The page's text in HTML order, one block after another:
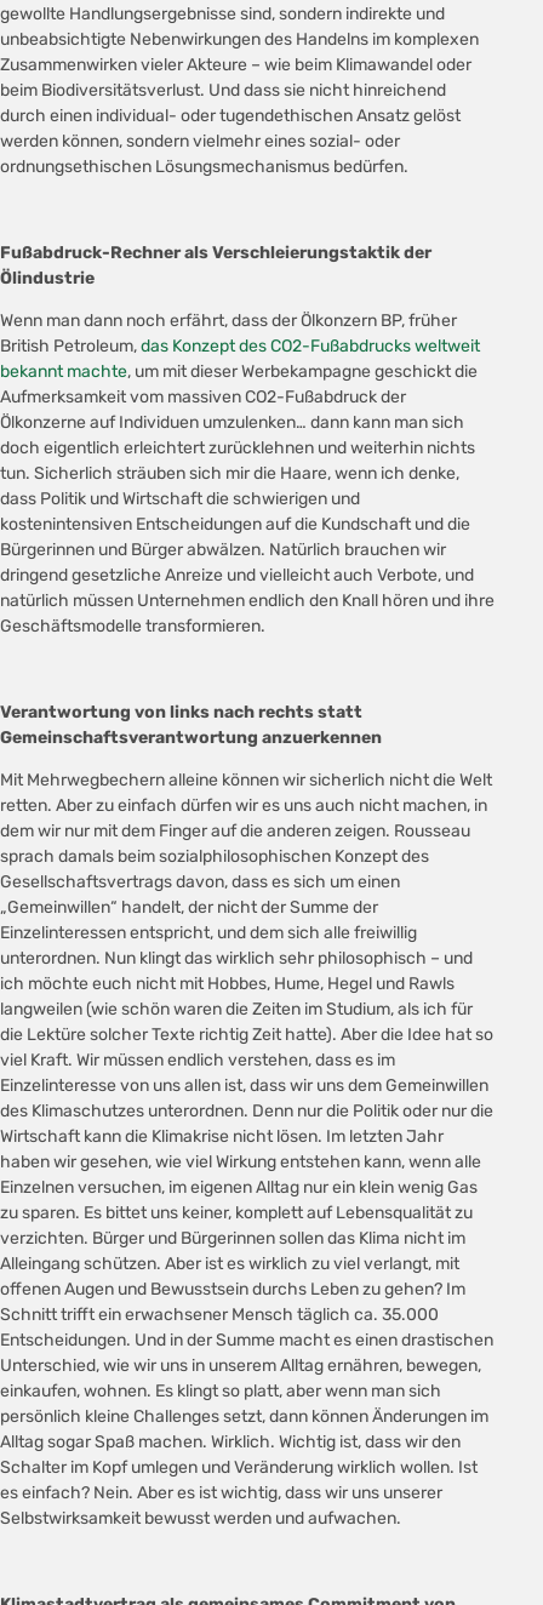
gewollte Handlungsergebnisse sind, sondern indirekte und
unbeabsichtigte Nebenwirkungen des Handelns im komplexen
Zusammenwirken vieler Akteure – wie beim Klimawandel oder
beim Biodiversitätsverlust. Und dass sie nicht hinreichend
durch einen individual- oder tugendethischen Ansatz gelöst
werden können, sondern vielmehr eines sozial- oder
ordnungsethischen Lösungsmechanismus bedürfen.
Fußabdruck-Rechner als Verschleierungstaktik der
Ölindustrie
Wenn man dann noch erfährt, dass der Ölkonzern BP, früher
British Petroleum,das Konzept des CO2-Fußabdrucks weltweit
bekannt machte, um mit dieser Werbekampagne geschickt die
Aufmerksamkeit vom massiven CO2-Fußabdruck der
Ölkonzerne auf Individuen umzulenken… dann kann man sich
doch eigentlich erleichtert zurücklehnen und weiterhin nichts
tun. Sicherlich sträuben sich mir die Haare, wenn ich denke,
dass Politik und Wirtschaft die schwierigen und
kostenintensiven Entscheidungen auf die Kundschaft und die
Bürgerinnen und Bürger abwälzen. Natürlich brauchen wir
dringend gesetzliche Anreize und vielleicht auch Verbote, und
natürlich müssen Unternehmen endlich den Knall hören und ihre
Geschäftsmodelle transformieren.
Verantwortung von links nach rechts statt
Gemeinschaftsverantwortung anzuerkennen
Mit Mehrwegbechern alleine können wir sicherlich nicht die Welt
retten. Aber zu einfach dürfen wir es uns auch nicht machen, in
dem wir nur mit dem Finger auf die anderen zeigen. Rousseau
sprach damals beim sozialphilosophischen Konzept des
Gesellschaftsvertrags davon, dass es sich um einen
„Gemeinwillen“ handelt, der nicht der Summe der
Einzelinteressen entspricht, und dem sich alle freiwillig
unterordnen. Nun klingt das wirklich sehr philosophisch – und
ich möchte euch nicht mit Hobbes, Hume, Hegel und Rawls
langweilen (wie schön waren die Zeiten im Studium, als ich für
die Lektüre solcher Texte richtig Zeit hatte). Aber die Idee hat so
viel Kraft. Wir müssen endlich verstehen, dass es im
Einzelinteresse von uns allen ist, dass wir uns dem Gemeinwillen
des Klimaschutzes unterordnen. Denn nur die Politik oder nur die
Wirtschaft kann die Klimakrise nicht lösen. Im letzten Jahr
haben wir gesehen, wie viel Wirkung entstehen kann, wenn alle
Einzelnen versuchen, im eigenen Alltag nur ein klein wenig Gas
zu sparen. Es bittet uns keiner, komplett auf Lebensqualität zu
verzichten. Bürger und Bürgerinnen sollen das Klima nicht im
Alleingang schützen. Aber ist es wirklich zu viel verlangt, mit
offenen Augen und Bewusstsein durchs Leben zu gehen? Im
Schnitt trifft ein erwachsener Mensch täglich ca. 35.000
Entscheidungen. Und in der Summe macht es einen drastischen
Unterschied, wie wir uns in unserem Alltag ernähren, bewegen,
einkaufen, wohnen. Es klingt so platt, aber wenn man sich
persönlich kleine Challenges setzt, dann können Änderungen im
Alltag sogar Spaß machen. Wirklich. Wichtig ist, dass wir den
Schalter im Kopf umlegen und Veränderung wirklich wollen. Ist
es einfach? Nein. Aber es ist wichtig, dass wir uns unserer
Selbstwirksamkeit bewusst werden und aufwachen.